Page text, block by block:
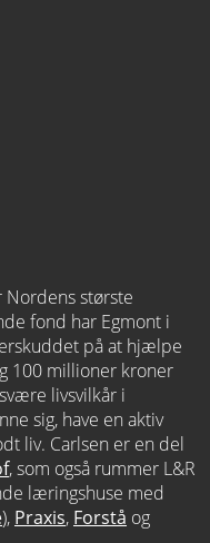
Nordens største
fond har Egmont i
på at hjælpe
100 millioner kroner
livsvilkår i
sig, have en aktiv
liv. Carlsen er en del
, som også rummer L&R
læringshuse med
), Praxis, Forstå og